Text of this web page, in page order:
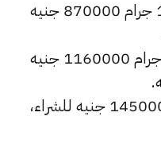
أسعار الذهب عيار 21 وزن 150 جرام 870000 جنيه
سعر الذهب عيار 21 وزن 200 جرام 1160000 جنيه
سعر عيار 21 وزن 250 جرام 1450000 جنيه للشراء،